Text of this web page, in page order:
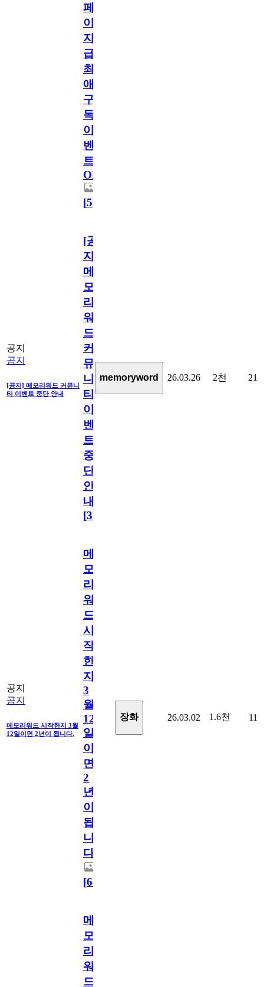
페
이
지
급!
최
애
구
독
이
벤
트
OPEN!
[5]
공지
공지
[공지] 메모리워드 커뮤니
티 이벤트 중단 안내
[공
지]
메
모
리
워
드
커
뮤
니
티
이
벤
트
중
단
안
내
[31
memoryword 26.03.26 2천 21
공지
공지
메모리워드 시작한지 3월
12일이면 2년이 됩니다.
메
모
리
워
드
시
작
한
지
3
월
12
일
이
면
2
년
이
됩
니
다.
[64
장화 26.03.02 1.6천 11
메
모
리
워
드